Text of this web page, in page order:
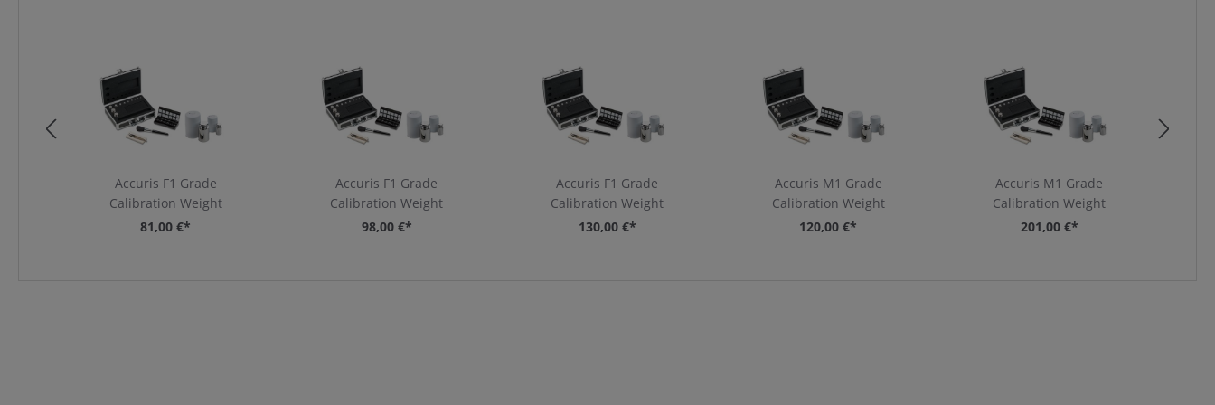
Accuris F1 Grade
Calibration Weight
81,00 €*
Accuris F1 Grade
Calibration Weight
98,00 €*
Accuris F1 Grade
Calibration Weight
130,00 €*
Accuris M1 Grade
Calibration Weight
120,00 €*
Accuris M1 Grade
Calibration Weight
201,00 €*